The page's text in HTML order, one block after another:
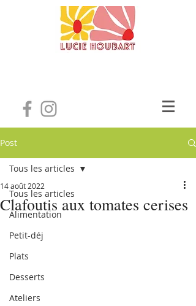
Post
Tous les articles
Alimentation
Petit-déj
Plats
Desserts
Ateliers
Tous les articles
Clafoutis aux tomates cerises
14 août 2022